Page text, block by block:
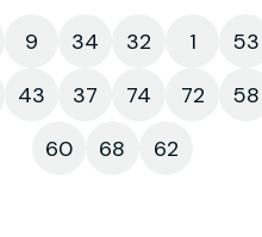
9 34 32 1 53
43 37 74 72 58
60
68 62